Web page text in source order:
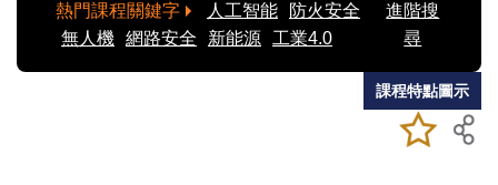
熱門課程關鍵字 人工智能
防火安全
無人機 網路安全 新能源 工業4.0
進階搜
尋
加入/移除
我喜愛的
儲存課程
課程特點圖示